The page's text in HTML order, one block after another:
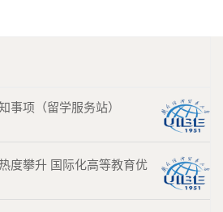
事项（留学服务站）
度攀升 国际化高等教育优